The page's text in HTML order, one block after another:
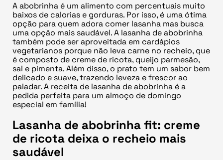
A abobrinha é um alimento com percentuais muito
baixos de calorias e gorduras. Por isso, é uma ótima
opção para quem adora comer lasanha mas busca
uma opção mais saudável. A lasanha de abobrinha
também pode ser aproveitada em cardápios
vegetarianos porque não leva carne no recheio, que
é composto de creme de ricota, queijo parmesão,
sal e pimenta. Além disso, o prato tem um sabor bem
delicado e suave, trazendo leveza e frescor ao
paladar. A receita de lasanha de abobrinha é a
pedida perfeita para um almoço de domingo
especial em família!
Lasanha de abobrinha fit: creme
de ricota deixa o recheio mais
saudável